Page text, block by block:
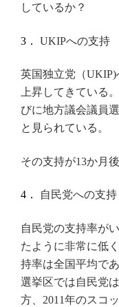
しているか？
3． UKIPへの支持
英国独立党（UKIP)
上昇してきている
びに地方議会議員
と見られている。
その支持が13か月
4． 自民党への支持
自民党の支持率が
たように非常に低
持率は全国平均で
選挙区では自民党
方、
2011年のスコ